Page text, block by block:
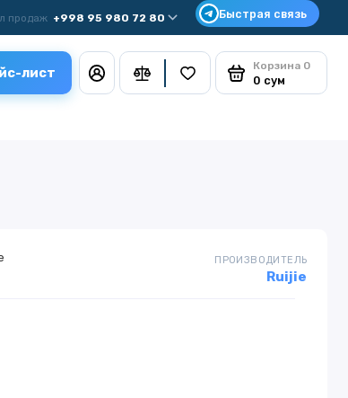
продаж +998 95 980 72 80
лист Корзина 0
0 сум
Ruijie
ПРОИЗВОДИТЕЛЬ